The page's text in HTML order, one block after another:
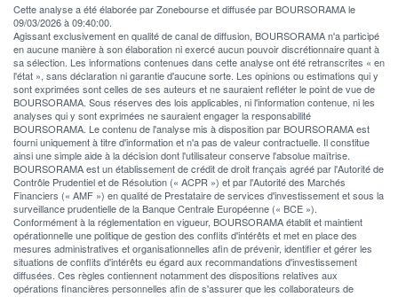
Cette analyse a été élaborée par Zonebourse et diffusée par BOURSORAMA le
09/03/2026 à 09:40:00.
Agissant exclusivement en qualité de canal de diffusion, BOURSORAMA n'a participé
en aucune manière à son élaboration ni exercé aucun pouvoir discrétionnaire quant à
sa sélection. Les informations contenues dans cette analyse ont été retranscrites « en
l'état », sans déclaration ni garantie d'aucune sorte. Les opinions ou estimations qui y
sont exprimées sont celles de ses auteurs et ne sauraient refléter le point de vue de
BOURSORAMA. Sous réserves des lois applicables, ni l'information contenue, ni les
analyses qui y sont exprimées ne sauraient engager la responsabilité
BOURSORAMA. Le contenu de l'analyse mis à disposition par BOURSORAMA est
fourni uniquement à titre d'information et n'a pas de valeur contractuelle. Il constitue
ainsi une simple aide à la décision dont l'utilisateur conserve l'absolue maîtrise.
BOURSORAMA est un établissement de crédit de droit français agréé par l'Autorité de
Contrôle Prudentiel et de Résolution (« ACPR ») et par l'Autorité des Marchés
Financiers (« AMF ») en qualité de Prestataire de services d'investissement et sous la
surveillance prudentielle de la Banque Centrale Européenne (« BCE »).
Conformément à la réglementation en vigueur, BOURSORAMA établit et maintient
opérationnelle une politique de gestion des conflits d'intérêts et met en place des
mesures administratives et organisationnelles afin de prévenir, identifier et gérer les
situations de conflits d'intérêts eu égard aux recommandations d'investissement
diffusées. Ces règles contiennent notamment des dispositions relatives aux
opérations financières personnelles afin de s'assurer que les collaborateurs de